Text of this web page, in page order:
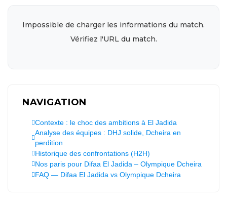
Impossible de charger les informations du match.
Vérifiez l'URL du match.
NAVIGATION
Contexte : le choc des ambitions à El Jadida
Analyse des équipes : DHJ solide, Dcheira en
perdition
Historique des confrontations (H2H)
Nos paris pour Difaa El Jadida – Olympique Dcheira
FAQ — Difaa El Jadida vs Olympique Dcheira